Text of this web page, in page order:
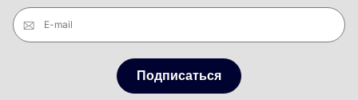
E-mail
Подписаться